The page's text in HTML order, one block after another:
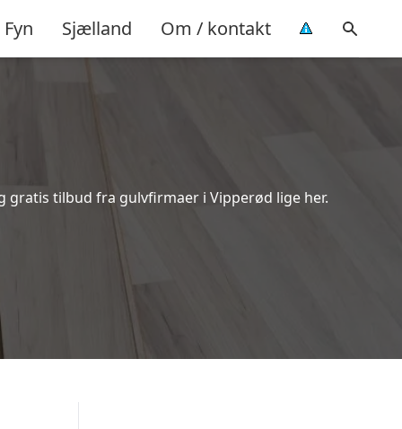
Fyn Sjælland Om / kontakt
tilbud fra gulvfirmaer i Vipperød lige her.